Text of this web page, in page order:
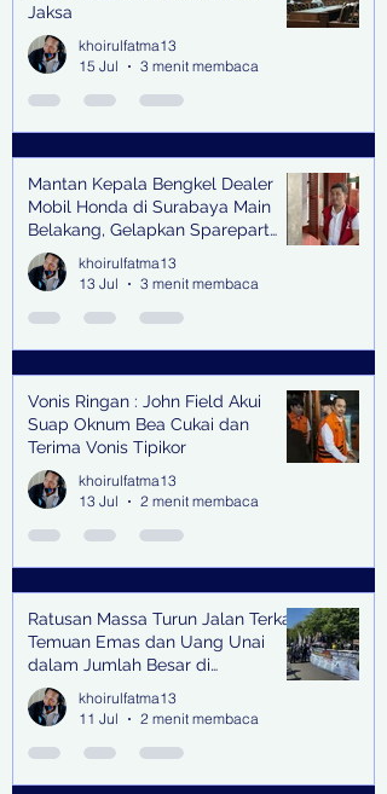
Jaksa
khoirulfatma13
15 Jul
3 menit membaca
Mantan Kepala Bengkel Dealer
Mobil Honda di Surabaya Main
Belakang, Gelapkan Sparepart
Senilai Rp 1,9 Miliar
khoirulfatma13
13 Jul
3 menit membaca
Vonis Ringan : John Field Akui
Suap Oknum Bea Cukai dan
Terima Vonis Tipikor
khoirulfatma13
13 Jul
2 menit membaca
Ratusan Massa Turun Jalan Terkait
Temuan Emas dan Uang Unai
dalam Jumlah Besar di
Lingkungan Jampidsus Kejaksaan
Agung RI di Jakarta
khoirulfatma13
11 Jul
2 menit membaca